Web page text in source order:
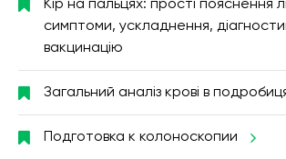
Кір на пальцях: прості пояснення
симптоми, ускладнення,
вакцинацію
Загальний аналіз крові в
Подготовка к колоноскопии